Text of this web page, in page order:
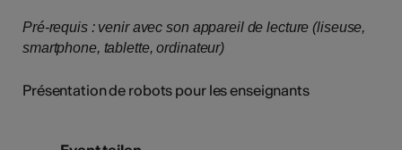
Pré-requis : venir avec son appareil de lecture (liseuse,
smartphone, tablette, ordinateur)
Présentation de robots pour les enseignants